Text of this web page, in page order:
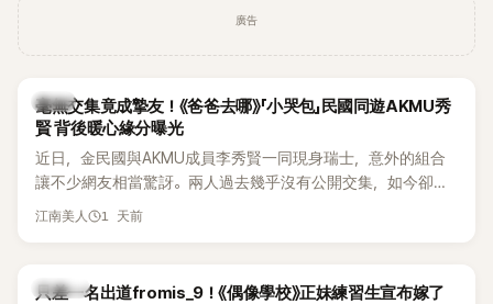
廣告
韓星
毫無交集竟成摯友！《爸爸去哪》「小哭包」民國同遊AKMU秀
賢 背後暖心緣分曝光
近日，金民國與AKMU成員李秀賢一同現身瑞士，意外的組合
讓不少網友相當驚訝。兩人過去幾乎沒有公開交集，如今卻一
起踏上瑞士之旅，也讓粉絲紛紛好奇：「他們到底是怎麼認識
江南美人 1 天前
K-POP
只差一名出道fromis_9！《偶像學校》正妹練習生宣布嫁了